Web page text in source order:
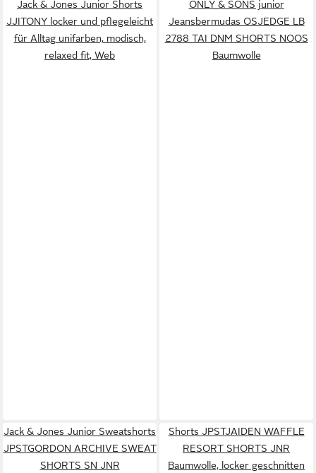
Jack & Jones Junior Shorts
JJITONY locker und pflegeleicht
für Alltag unifarben, modisch,
relaxed fit, Web
ONLY & SONS junior
Jeansbermudas OSJEDGE LB
2788 TAI DNM SHORTS NOOS
Baumwolle
Jack & Jones Junior Sweatshorts
JPSTGORDON ARCHIVE SWEAT
SHORTS SN JNR
Shorts JPSTJAIDEN WAFFLE
RESORT SHORTS JNR
Baumwolle, locker geschnitten